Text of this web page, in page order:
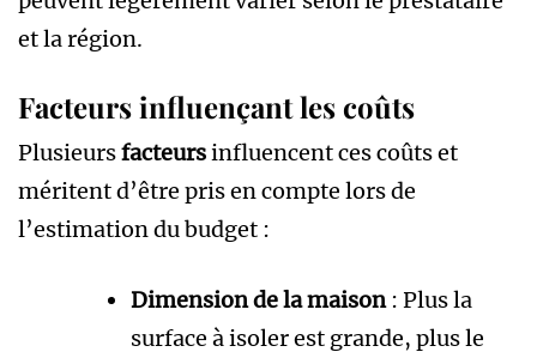
et la région.
Facteurs influençant les coûts
Plusieursfacteursinfluencent ces coûts et
méritent d’être pris en compte lors de
l’estimation du budget :
Dimension de la maison: Plus la
surface à isoler est grande, plus le